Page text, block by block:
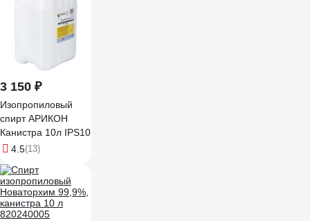
3 150 ₽
Изопропиловый
спирт АРИКОН
Канистра 10л IPS10
4.5(13)